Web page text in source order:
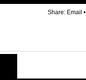
Share: Email •